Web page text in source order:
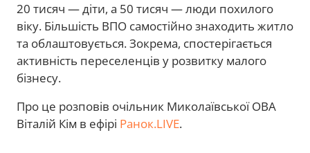
20 тисяч — діти, а 50 тисяч — люди похилого
віку. Більшість ВПО самостійно знаходить житло
та облаштовується. Зокрема, спостерігається
активність переселенців у розвитку малого
бізнесу.
Про це розповів очільник Миколаївської ОВА
Віталій Кім в ефірі Ранок.LIVE.